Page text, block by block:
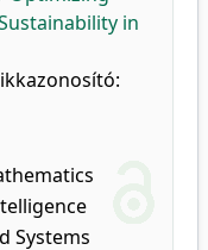
in
Systems